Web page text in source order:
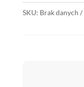
SKU: Brak danych